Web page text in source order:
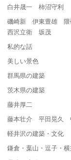
白井晟一 柿沼守利
磯崎新 伊東豊雄
西沢立衛 坂茂
私的な話
美しい景色
群馬県の建築
茨木県の建築
藤井厚二
藤本壮介 平田晃久
軽井沢の建築・文化
鎌倉・葉山・逗子・